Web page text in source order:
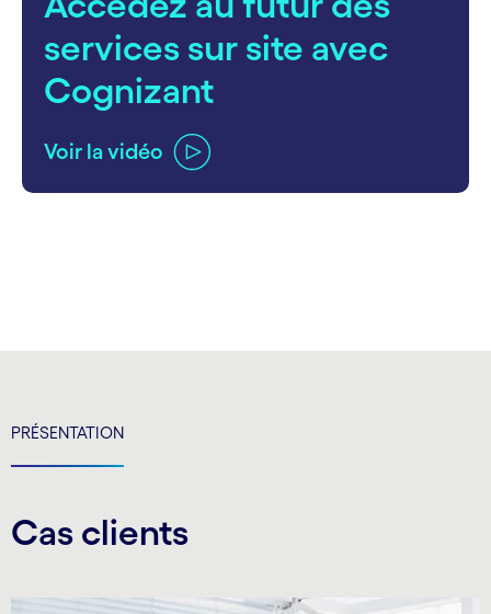
services sur site avec
Cognizant
Voir la vidéo
PRÉSENTATION
Cas clients